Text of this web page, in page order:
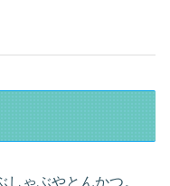
しゃぶやとんかつ。